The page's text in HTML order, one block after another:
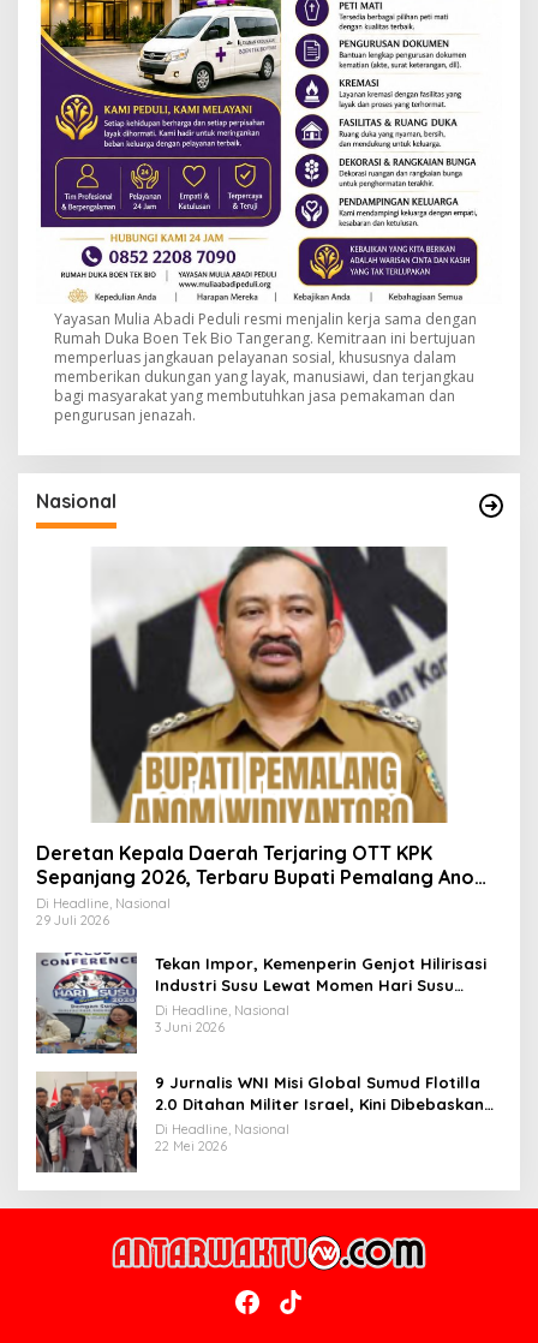
Yayasan Mulia Abadi Peduli resmi menjalin kerja sama dengan
Rumah Duka Boen Tek Bio Tangerang. Kemitraan ini bertujuan
memperluas jangkauan pelayanan sosial, khususnya dalam
memberikan dukungan yang layak, manusiawi, dan terjangkau
bagi masyarakat yang membutuhkan jasa pemakaman dan
pengurusan jenazah.
Nasional
Deretan Kepala Daerah Terjaring OTT KPK
Sepanjang 2026, Terbaru Bupati Pemalang Anom
Widiyantoro
Di Headline, Nasional
29 Juli 2026
Tekan Impor, Kemenperin Genjot Hilirisasi
Industri Susu Lewat Momen Hari Susu
Nusantara 2026
Di Headline, Nasional
3 Juni 2026
9 Jurnalis WNI Misi Global Sumud Flotilla
2.0 Ditahan Militer Israel, Kini Dibebaskan
dan Dievakuasi ke Istanbul
Di Headline, Nasional
22 Mei 2026